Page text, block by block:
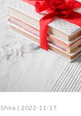
Shira | 2022-11-17